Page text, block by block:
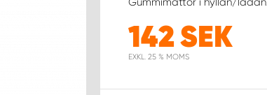
142SEK
EXKL. 25 % MOMS